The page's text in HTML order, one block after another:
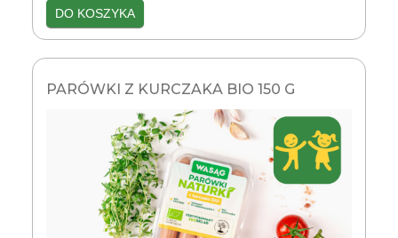
DO KOSZYKA
PARÓWKI Z KURCZAKA BIO 150 G